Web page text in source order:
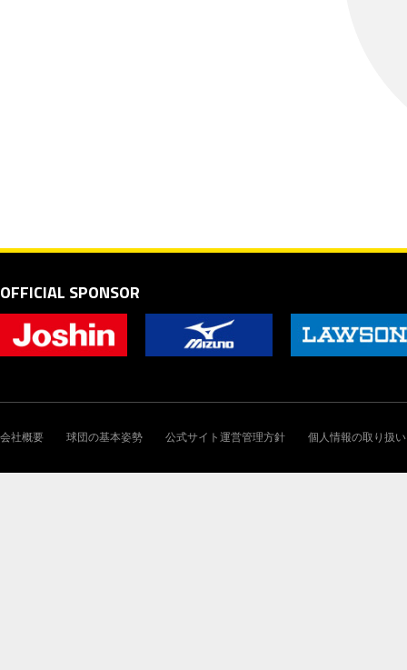
OFFICIAL SPONSOR
会社概要 球団の基本姿勢 公式サイト運営管理方針 個人情報の取り扱い